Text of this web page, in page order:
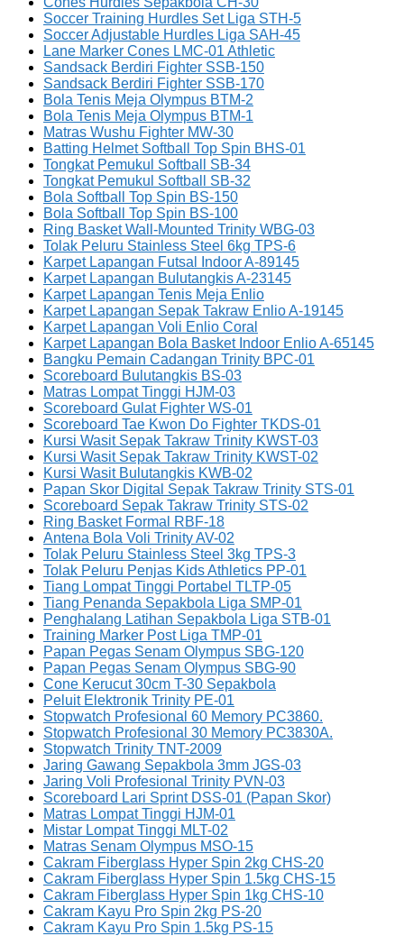
Soccer Training Hurdles Set Liga STH-5
Soccer Adjustable Hurdles Liga SAH-45
Lane Marker Cones LMC-01 Athletic
Sandsack Berdiri Fighter SSB-150
Sandsack Berdiri Fighter SSB-170
Bola Tenis Meja Olympus BTM-2
Bola Tenis Meja Olympus BTM-1
Matras Wushu Fighter MW-30
Batting Helmet Softball Top Spin BHS-01
Tongkat Pemukul Softball SB-34
Tongkat Pemukul Softball SB-32
Bola Softball Top Spin BS-150
Bola Softball Top Spin BS-100
Ring Basket Wall-Mounted Trinity WBG-03
Tolak Peluru Stainless Steel 6kg TPS-6
Karpet Lapangan Futsal Indoor A-89145
Karpet Lapangan Bulutangkis A-23145
Karpet Lapangan Tenis Meja Enlio
Karpet Lapangan Sepak Takraw Enlio A-19145
Karpet Lapangan Voli Enlio Coral
Karpet Lapangan Bola Basket Indoor Enlio A-65145
Bangku Pemain Cadangan Trinity BPC-01
Scoreboard Bulutangkis BS-03
Matras Lompat Tinggi HJM-03
Scoreboard Gulat Fighter WS-01
Scoreboard Tae Kwon Do Fighter TKDS-01
Kursi Wasit Sepak Takraw Trinity KWST-03
Kursi Wasit Sepak Takraw Trinity KWST-02
Kursi Wasit Bulutangkis KWB-02
Papan Skor Digital Sepak Takraw Trinity STS-01
Scoreboard Sepak Takraw Trinity STS-02
Ring Basket Formal RBF-18
Antena Bola Voli Trinity AV-02
Tolak Peluru Stainless Steel 3kg TPS-3
Tolak Peluru Penjas Kids Athletics PP-01
Tiang Lompat Tinggi Portabel TLTP-05
Tiang Penanda Sepakbola Liga SMP-01
Penghalang Latihan Sepakbola Liga STB-01
Training Marker Post Liga TMP-01
Papan Pegas Senam Olympus SBG-120
Papan Pegas Senam Olympus SBG-90
Cone Kerucut 30cm T-30 Sepakbola
Peluit Elektronik Trinity PE-01
Stopwatch Profesional 60 Memory PC3860.
Stopwatch Profesional 30 Memory PC3830A.
Stopwatch Trinity TNT-2009
Jaring Gawang Sepakbola 3mm JGS-03
Jaring Voli Profesional Trinity PVN-03
Scoreboard Lari Sprint DSS-01 (Papan Skor)
Matras Lompat Tinggi HJM-01
Mistar Lompat Tinggi MLT-02
Matras Senam Olympus MSO-15
Cakram Fiberglass Hyper Spin 2kg CHS-20
Cakram Fiberglass Hyper Spin 1.5kg CHS-15
Cakram Fiberglass Hyper Spin 1kg CHS-10
Cakram Kayu Pro Spin 2kg PS-20
Cakram Kayu Pro Spin 1.5kg PS-15